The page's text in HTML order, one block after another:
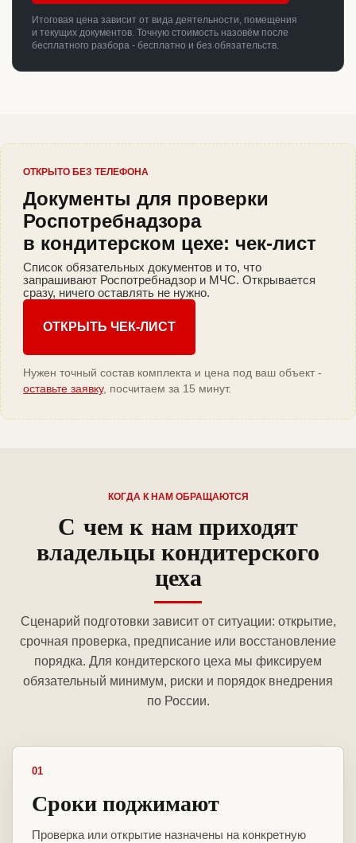
Итоговая цена зависит от вида деятельности, помещения
и текущих документов. Точную стоимость назовём после
бесплатного разбора - бесплатно и без обязательств.
ОТКРЫТО БЕЗ ТЕЛЕФОНА
Документы для проверки
Роспотребнадзора
в кондитерском цехе: чек-лист
Список обязательных документов и то, что
запрашивают Роспотребнадзор и МЧС. Открывается
сразу, ничего оставлять не нужно.
ОТКРЫТЬ ЧЕК-ЛИСТ
Нужен точный состав комплекта и цена под ваш объект -
оставьте заявку, посчитаем за 15 минут.
КОГДА К НАМ ОБРАЩАЮТСЯ
С чем к нам приходят
владельцы кондитерского
цеха
Сценарий подготовки зависит от ситуации: открытие,
срочная проверка, предписание или восстановление
порядка. Для кондитерского цеха мы фиксируем
обязательный минимум, риски и порядок внедрения
по России.
01
Сроки поджимают
Проверка или открытие назначены на конкретную